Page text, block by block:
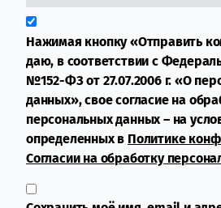
Нажимая кнопку «Отправить
даю, в соответствии с
№152-ФЗ от 27.07.2006 г. «О
данных», свое согласие на
персональных данных – на
определенных в Политике
Согласии на обработку